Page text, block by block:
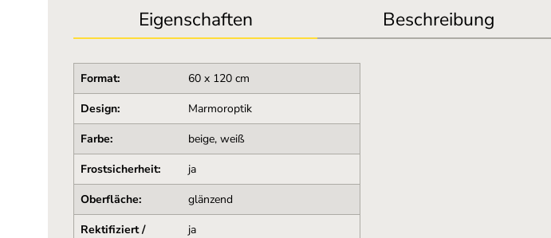
Eigenschaften Beschreibung
Format:
60 x 120 cm
Design:
Marmoroptik
Farbe:
beige, weiß
Frostsicherheit:
ja
Oberfläche:
glänzend
Rektifiziert /
ja